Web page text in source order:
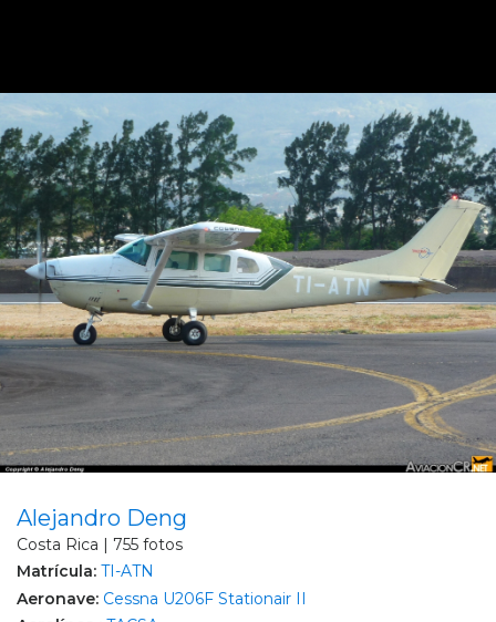
Alejandro Deng
Costa Rica | 755 fotos
Matrícula: TI-ATN
Aeronave: Cessna U206F Stationair II